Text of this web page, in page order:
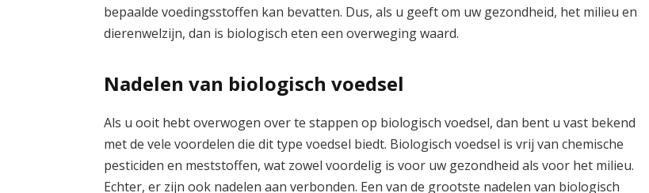
bepaalde voedingsstoffen kan bevatten. Dus, als u geeft om uw gezondheid, het milieu en
dierenwelzijn, dan is biologisch eten een overweging waard.
Nadelen van biologisch voedsel
Als u ooit hebt overwogen over te stappen op biologisch voedsel, dan bent u vast bekend
met de vele voordelen die dit type voedsel biedt. Biologisch voedsel is vrij van chemische
pesticiden en meststoffen, wat zowel voordelig is voor uw gezondheid als voor het milieu.
Echter, er zijn ook nadelen aan verbonden. Een van de grootste nadelen van biologisch